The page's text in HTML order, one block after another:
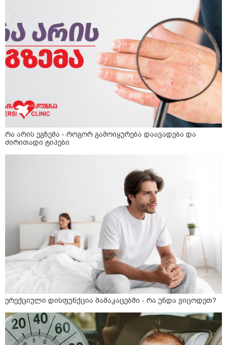
რა არის ეგზემა - როგორ გამოიყურება დაავადება და
ძირითადი ტიპები
ერექციული დისფუნქცია მამაკაცებში - რა უნდა ვიცოდეთ?